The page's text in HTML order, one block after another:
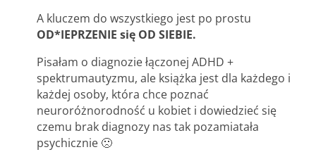
A kluczem do wszystkiego jest po prostu
OD*IEPRZENIE się OD SIEBIE.
Pisałam o diagnozie łączonej ADHD +
spektrumautyzmu, ale książka jest dla każdego i
każdej osoby, która chce poznać
neuroróżnorodność u kobiet i dowiedzieć się
czemu brak diagnozy nas tak pozamiatała
psychicznie 🙁